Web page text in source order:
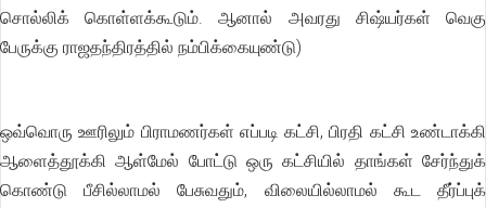
சொல்லிக் கொள்ளக்கூடும். ஆனால் அவரது சிஷ்யர்கள் வெகு
பேருக்கு ராஜதந்திரத்தில் நம்பிக்கையுண்டு)
ஒவ்வொரு ஊரிலும் பிராமணர்கள் எப்படி கட்சி, பிரதி கட்சி உண்டாக்கி
ஆளைத்தூக்கி ஆள்மேல் போட்டு ஒரு கட்சியில் தாங்கள் சேர்ந்துக்
கொண்டு பீசில்லாமல் பேசுவதும், விலையில்லாமல் கூட தீர்ப்புக்